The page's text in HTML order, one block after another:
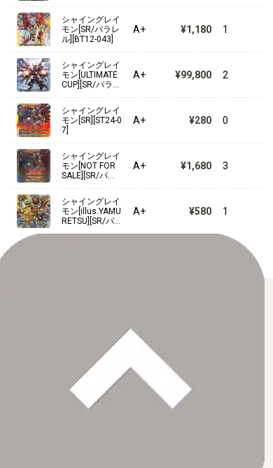
【EX-05】アニマルコロシアム
【EX-04】オルタナティブビーイング
【EX-03】ドラゴンズロア
【EX-02】デジタルハザード
【EX-01】クラシックコレクション
【LM-07】ANOTHER KNIGHT
【LM-06】ビリオン・バレット
【LM-01】デジモンゴーストゲーム
シャイングレイ
モン[SR/パラレ
ル][BT12-043]
A+ ¥1,180 1
シャイングレイ
モン[ULTIMATE
CUP][SR/パラレ
A+ ¥99,800 2
シャイングレイ
モン[SR][ST24-0
7]
A+ ¥280 0
シャイングレイ
モン[NOT FOR
SALE][SR/パラ
A+ ¥1,680 3
シャイングレイ
モン[illus.YAMU
RETSU][SR/パ
A+ ¥580 1
各種ブランドのカードをご利用いただけます。
【Paidy（後払い/コンビニ払い）】
お支払後の在庫確保となりますため、お早めにお支払をお願いし
なお、お支払口座は、注文確認メールに記載しております。
振込手数料はお客様負担となります。